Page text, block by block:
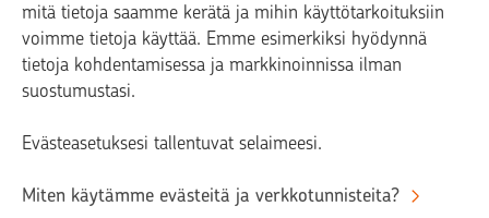
mitä tietoja saamme kerätä ja mihin käyttötarkoituksiin
voimme tietoja käyttää. Emme esimerkiksi hyödynnä
tietoja kohdentamisessa ja markkinoinnissa ilman
suostumustasi.
Evästeasetuksesi tallentuvat selaimeesi.
Miten käytämme evästeitä ja verkkotunnisteita?